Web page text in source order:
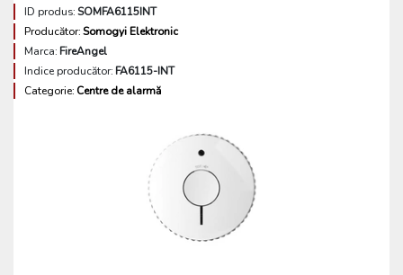
ID produs:SOMFA6115INT
Producător:Somogyi Elektronic
Marca:FireAngel
Indice producător:FA6115-INT
Categorie: Centre de alarmă